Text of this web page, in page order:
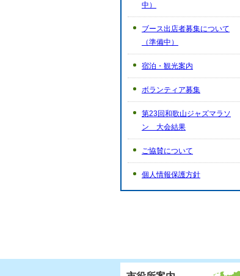
中）
ブース出店者募集について
（準備中）
宿泊・観光案内
ボランティア募集
第23回和歌山ジャズマラソ
ン 大会結果
ご協賛について
個人情報保護方針